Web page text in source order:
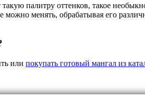
палитру оттенков, такое
можно менять, обрабатывая его
или покупать готовый мангал из